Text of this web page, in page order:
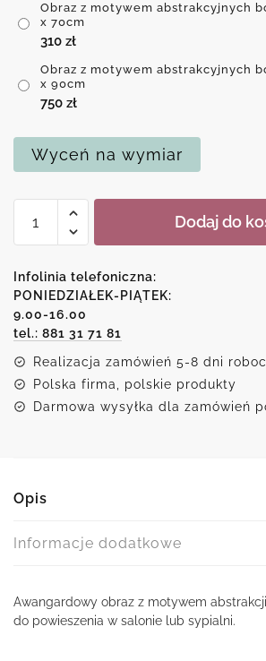
Obraz z motywem abstrakcyjnych
x 70cm
310 zł
Obraz z motywem abstrakcyjnych
x 90cm
750 zł
Wyceń na wymiar
Obraz
motywem
abstrakcyjnych
bohomazów
Dodaj do
Infolinia telefoniczna:
PONIEDZIAŁEK-PIĄTEK:
9.00-16.00
tel.: 881 31 71 81
Realizacja zamówień 5-8 dni
Polska firma, polskie produkty
Darmowa wysyłka dla zamówień
Opis
Informacje dodatkowe
Awangardowy obraz z motywem
do powieszenia w salonie lub sypialni.